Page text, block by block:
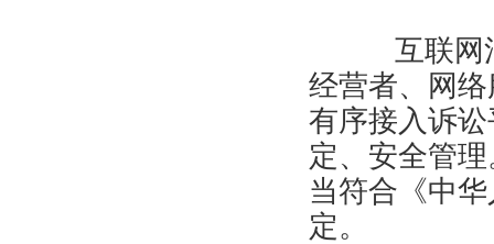
互联网法
经营者、网
有序接入诉
定、安全管
当符合《中
定。